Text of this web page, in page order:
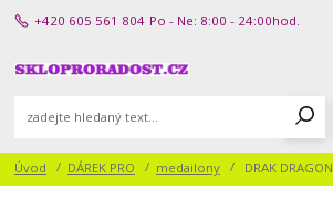
+420 605 561 804 Po - Ne: 8:00 - 24:00hod.
Úvod DÁREK PRO medailony DRAK DRAGON